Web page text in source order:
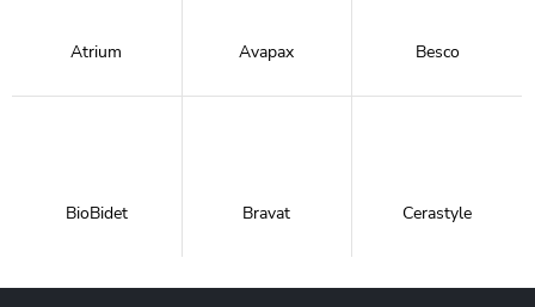
Atrium Avapax Besco
BioBidet Bravat Cerastyle